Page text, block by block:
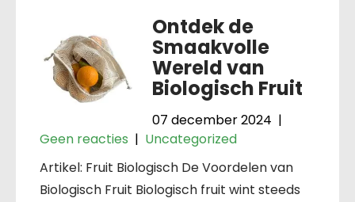
Ontdek de
Smaakvolle
Wereld van
Biologisch Fruit
07 december 2024 |
Geen reacties | Uncategorized
Artikel: Fruit Biologisch De Voordelen van
Biologisch Fruit Biologisch fruit wint steeds